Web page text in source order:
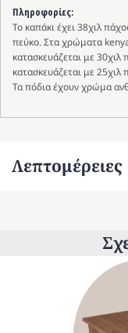
μεταλλικό
πόδι
ποσότητα
Πληροφορίες:
Το καπάκι έχει 38χιλ
πεύκο. Στα χρώματα
κατασκευάζεται με
κατασκευάζεται με 25χιλ
Τα πόδια έχουν χρώμα
Λεπτομέρειες